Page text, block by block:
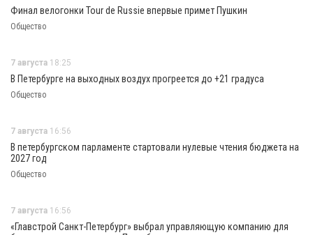
Финал велогонки Tour de Russie впервые примет Пушкин
Общество
7 августа 18:25
В Петербурге на выходных воздух прогреется до +21 градуса
Общество
7 августа 16:56
В петербургском парламенте стартовали нулевые чтения бюджета на
2027 год
Общество
7 августа 16:56
«Главстрой Санкт-Петербург» выбрал управляющую компанию для